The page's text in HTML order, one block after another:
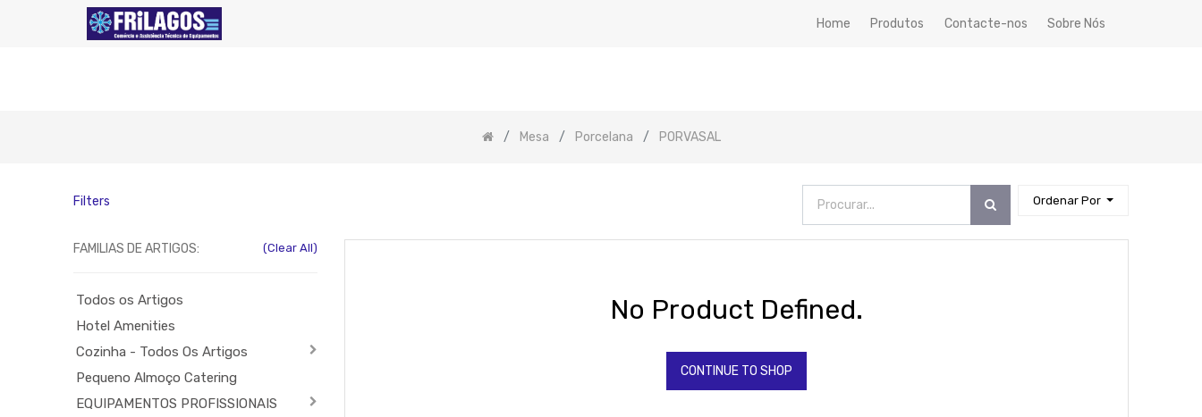
Home Produtos Contacte-nos Sobre Nós
Mesa Porcelana PORVASAL
Ordenar Por
Filters
FAMILIAS DE ARTIGOS: (Clear All)
Todos os Artigos
Hotel Amenities
Cozinha - Todos Os Artigos
Pequeno Almoço Catering
EQUIPAMENTOS PROFISSIONAIS
No Product Defined.
CONTINUE TO SHOP